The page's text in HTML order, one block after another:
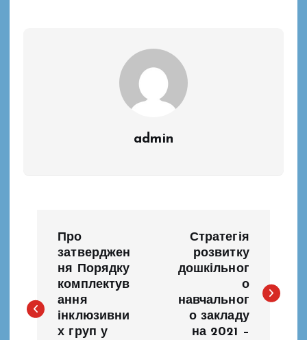
admin
в
Про
затверджен
ня Порядку
комплектув
ання
інклюзивни
х груп у
Стратегія
розвитку
дошкільног
о
навчальног
о закладу
на 2021 –